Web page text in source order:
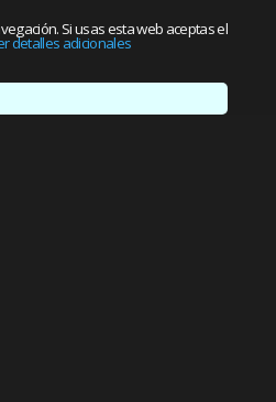
Si usas esta web aceptas el
detalles adicionales